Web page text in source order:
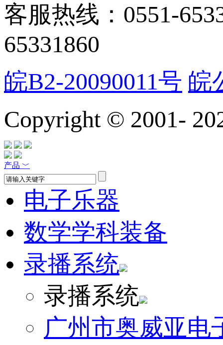
客服热线：0551-
65331860
皖B2-20090011号 皖
Copyright © 2001-
产品 ﹀
电子乐器
数学学科装备
录播系统
录播系统
广州市奥威亚电